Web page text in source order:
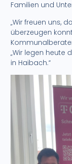
Familien und
„Wir freuen uns,
überzeugen
„Wir legen heute
in Haibach.“